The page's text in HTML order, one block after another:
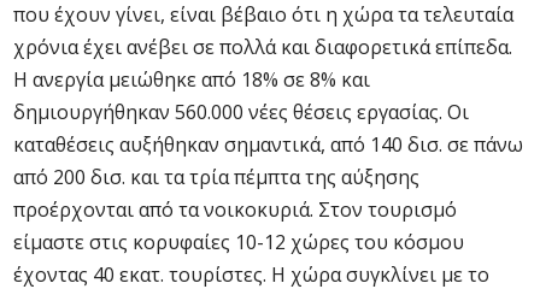
που έχουν γίνει, είναι βέβαιο ότι η χώρα τα τελευταία
χρόνια έχει ανέβει σε πολλά και διαφορετικά επίπεδα.
Η ανεργία μειώθηκε από 18% σε 8% και
δημιουργήθηκαν 560.000 νέες θέσεις εργασίας. Οι
καταθέσεις αυξήθηκαν σημαντικά, από 140 δισ. σε πάνω
από 200 δισ. και τα τρία πέμπτα της αύξησης
προέρχονται από τα νοικοκυριά. Στον τουρισμό
είμαστε στις κορυφαίες 10-12 χώρες του κόσμου
έχοντας 40 εκατ. τουρίστες. Η χώρα συγκλίνει με το